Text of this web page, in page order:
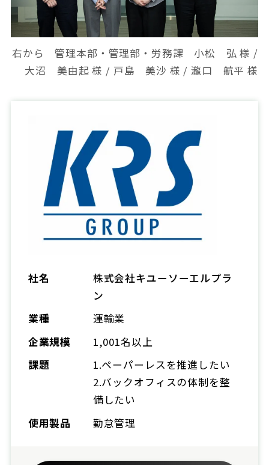
右から 管理本部・管理部・労務課 小松 弘 様 /
大沼 美由起 様 / 戸島 美沙 様 / 瀧口 航平 様
社名
株式会社キユーソーエルプラ
ン
業種
運輸業
企業規模
1,001名以上
課題
1.ペーパーレスを推進したい
2.バックオフィスの体制を整
備したい
使用製品
勤怠管理